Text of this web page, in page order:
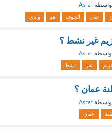
Asrar
حتى الجوف هو وادي
غير نشط ؟
Asrar
غير نشط
عمان ؟
Asrar
عمان